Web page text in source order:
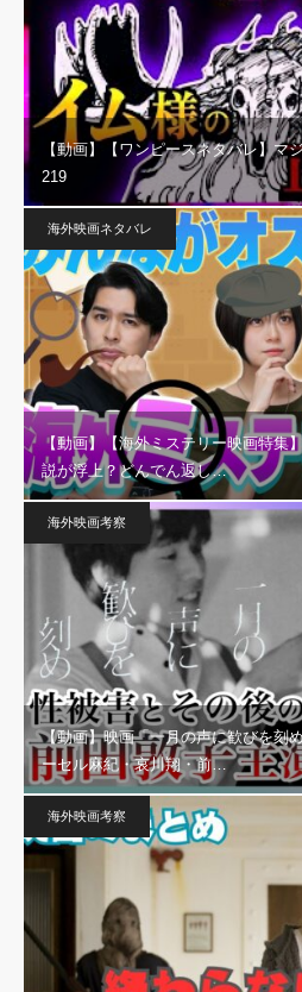
【動画】【ワンピースネタバレ】マ
219
海外映画ネタバレ
【動画】【海外ミステリー映画特集
説が浮上？どんでん返し…
海外映画考察
【動画】映画「一月の声に歓びを刻
ーセル麻紀・哀川翔・前…
海外映画考察